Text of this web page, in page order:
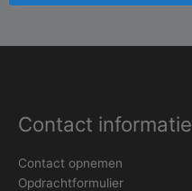
Contact informatie
Contact opnemen
Opdrachtformulier